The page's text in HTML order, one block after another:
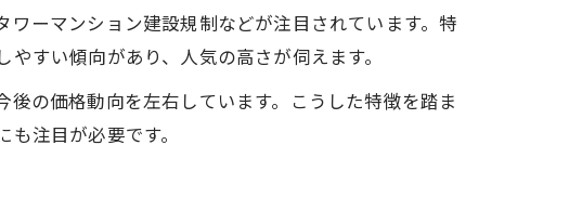
響
ーマンション建設規制などが注目されています。特
すい傾向があり、人気の高さが伺えます。
の価格動向を左右しています。こうした特徴を踏ま
注目が必要です。